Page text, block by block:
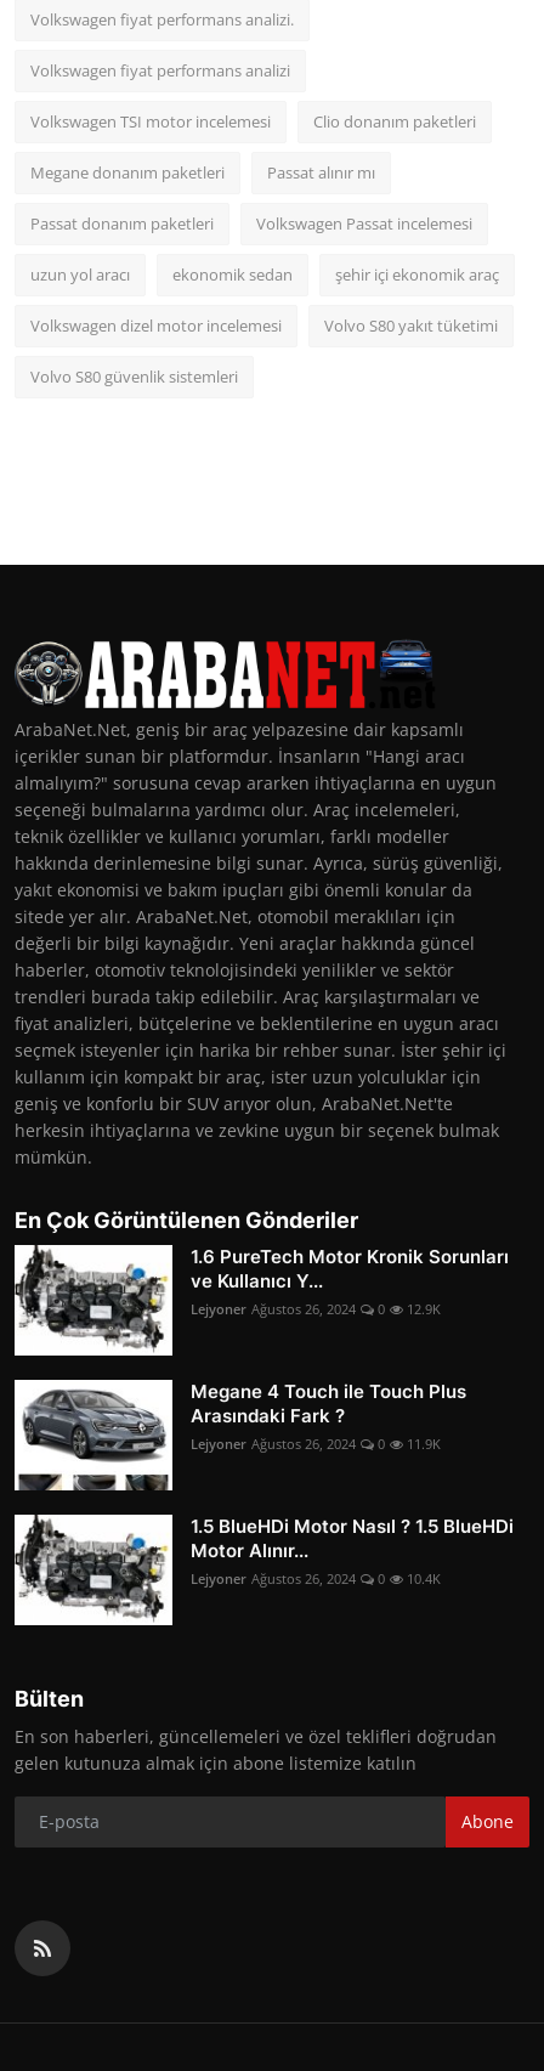
Volkswagen fiyat performans analizi.
Volkswagen fiyat performans analizi
Volkswagen TSI motor incelemesi Clio donanım paketleri
Megane donanım paketleri Passat alınır mı
Passat donanım paketleri Volkswagen Passat incelemesi
uzun yol aracı ekonomik sedan şehir içi ekonomik araç
Volkswagen dizel motor incelemesi Volvo S80 yakıt tüketimi
Volvo S80 güvenlik sistemleri
ArabaNet.Net, geniş bir araç yelpazesine dair kapsamlı
içerikler sunan bir platformdur. İnsanların "Hangi aracı
almalıyım?" sorusuna cevap ararken ihtiyaçlarına en uygun
seçeneği bulmalarına yardımcı olur. Araç incelemeleri,
teknik özellikler ve kullanıcı yorumları, farklı modeller
hakkında derinlemesine bilgi sunar. Ayrıca, sürüş güvenliği,
yakıt ekonomisi ve bakım ipuçları gibi önemli konular da
sitede yer alır. ArabaNet.Net, otomobil meraklıları için
değerli bir bilgi kaynağıdır. Yeni araçlar hakkında güncel
haberler, otomotiv teknolojisindeki yenilikler ve sektör
trendleri burada takip edilebilir. Araç karşılaştırmaları ve
fiyat analizleri, bütçelerine ve beklentilerine en uygun aracı
seçmek isteyenler için harika bir rehber sunar. İster şehir içi
kullanım için kompakt bir araç, ister uzun yolculuklar için
geniş ve konforlu bir SUV arıyor olun, ArabaNet.Net'te
herkesin ihtiyaçlarına ve zevkine uygun bir seçenek bulmak
mümkün.
En Çok Görüntülenen Gönderiler
1.6 PureTech Motor Kronik Sorunları
ve Kullanıcı Y...
Lejyoner Ağustos 26, 2024 0 12.9K
Megane 4 Touch ile Touch Plus
Arasındaki Fark ?
Lejyoner Ağustos 26, 2024 0 11.9K
1.5 BlueHDi Motor Nasıl ? 1.5 BlueHDi
Motor Alınır...
Lejyoner Ağustos 26, 2024 0 10.4K
Bülten
En son haberleri, güncellemeleri ve özel teklifleri doğrudan
gelen kutunuza almak için abone listemize katılın
Abone